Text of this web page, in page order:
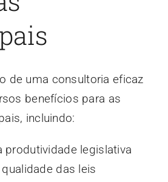
de uma consultoria eficaz
benefícios para as
incluindo:
produtividade legislativa
das leis